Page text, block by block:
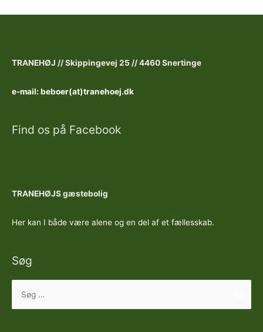
TRANEHØJ //Skippingevej 25 //4460 Snertinge
e-mail: beboer(at)tranehoej.dk
Find os på Facebook
TRANEHØJS gæstebolig
Her kan I både være alene og en del af et fællesskab.
Søg